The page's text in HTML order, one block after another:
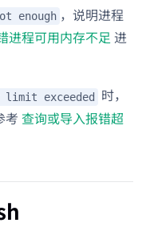
enough ，说明进程
进程可用内存不足 进
limit exceeded
时，
考 查询或导入报错超